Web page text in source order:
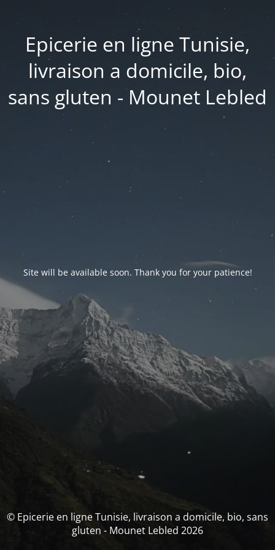
Epicerie en ligne Tunisie,
livraison a domicile, bio,
sans gluten - Mounet Lebled
Site will be available soon. Thank you for your patience!
© Epicerie en ligne Tunisie, livraison a domicile, bio, sans
gluten - Mounet Lebled 2026